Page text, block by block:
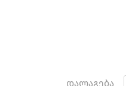
დალაგება